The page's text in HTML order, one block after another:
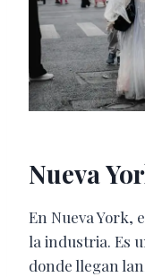
Nueva
En Nueva York,
la industria. Es
donde llegan